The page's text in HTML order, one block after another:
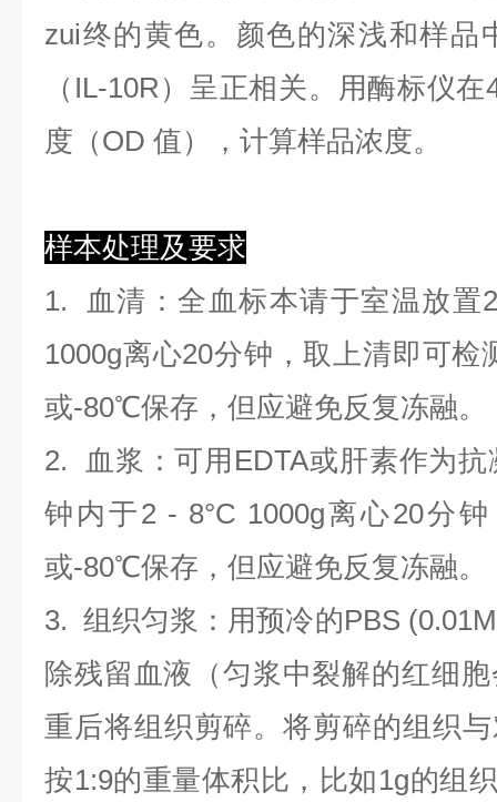
zui终的黄色。颜色的深浅和样品
（IL-10R）呈正相关。用酶标仪
度（OD 值），计算样品浓度。
样本处理及要求
1.
血清 ：全血标本请于室温放
1000g离心20分钟，取上清即可
或-80℃保存，但应避免反复冻融。
2.
血浆 ：可用EDTA或肝素作为
钟内于2 - 8°C 1000g离心20分
或-80℃保存，但应避免反复冻融。
3.组织匀浆 ：用预冷的PBS
除残留血液（匀浆中裂解的红细
重后将组织剪碎。将剪碎的组织
按1:9的重量体积比，比如1g的组